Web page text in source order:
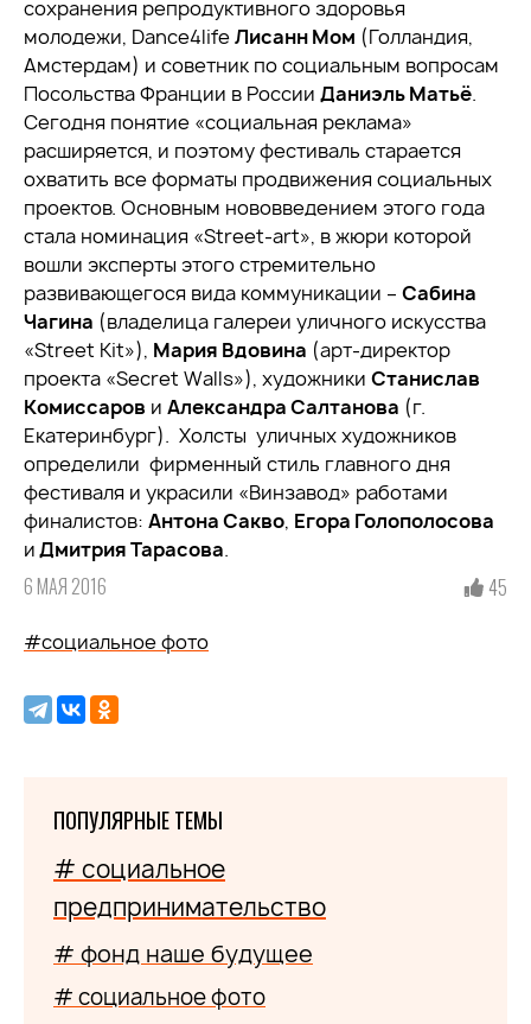
сохранения репродуктивного здоровья
молодежи, Dance4lifeЛисанн Мом (Голландия,
Амстердам) и советник по социальным вопросам
Посольства Франции в России Даниэль Матьё.
Сегодня понятие «социальная реклама»
расширяется, и поэтому фестиваль старается
охватить все форматы продвижения социальных
проектов. Основным нововведением этого года
стала номинация «Street-art», в жюри которой
вошли эксперты этого стремительно
развивающегося вида коммуникации – Сабина
Чагина (владелица галереи уличного искусства
«Street Kit»), Мария Вдовина (арт-директор
проекта «Secret Walls»), художники Станислав
Комиссаров и Александра Салтанова (г.
Екатеринбург). Холсты уличных художников
определили фирменный стиль главного дня
фестиваля и украсили «Винзавод» работами
финалистов: Антона Сакво, Егора Голополосова
иДмитрия Тарасова.
6 МАЯ 2016 45
#социальное фото
ПОПУЛЯРНЫЕ ТЕМЫ
# социальное
предпринимательство
# фонд наше будущее
# социальное фото